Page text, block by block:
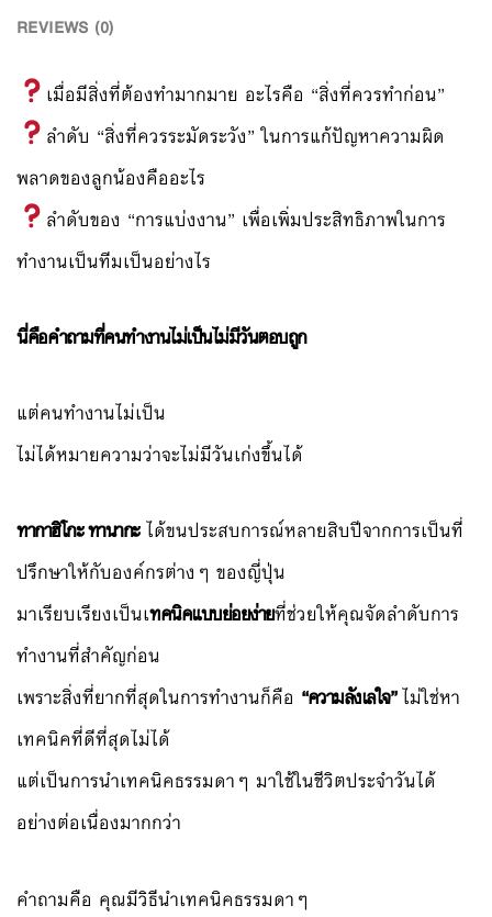
REVIEWS (0)
เมื่อมีสิ่งที่ต้องทำมากมาย อะไรคือ “สิ่งที่ควรทำก่อน”
ลำดับ “สิ่งที่ควรระมัดระวัง” ในการแก้ปัญหาความผิด
พลาดของลูกน้องคืออะไร
ลำดับของ “การแบ่งงาน” เพื่อเพิ่มประสิทธิภาพในการ
ทำงานเป็นทีมเป็นอย่างไร
นี่คือคำถามที่คนทำงานไม่เป็นไม่มีวันตอบถูก
แต่คนทำงานไม่เป็น
ไม่ได้หมายความว่าจะไม่มีวันเก่งขึ้นได้
ทากาฮิโกะ ทานากะได้ขนประสบการณ์หลายสิบปีจากการเป็นที่
ปรึกษาให้กับองค์กรต่างๆ ของญี่ปุ่น
มาเรียบเรียงเป็นเทคนิคแบบย่อยง่ายที่ช่วยให้คุณจัดลำดับการ
ทำงานที่สำคัญก่อน
เพราะสิ่งที่ยากที่สุดในการทำงานก็คือ “ความลังเลใจ”ไม่ใช่หา
เทคนิคที่ดีที่สุดไม่ได้
แต่เป็นการนำเทคนิคธรรมดาๆ มาใช้ในชีวิตประจำวันได้
อย่างต่อเนื่องมากกว่า
คำถามคือ คุณมีวิธีนำเทคนิคธรรมดาๆ